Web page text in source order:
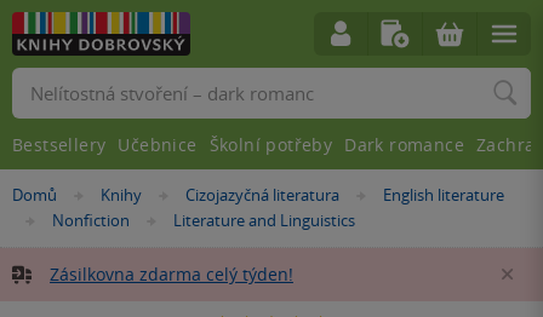
Nacházíte
Domů »Knihy »Cizojazyčná literatura »
English literature
»
Nonfiction »
Literature and Linguistics
Zásilkovna zdarma celý týden!
Vyhledávání
Bestsellery Učebnice Školní potřeby Dark romance